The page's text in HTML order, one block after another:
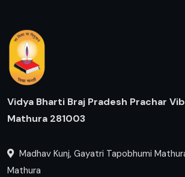
Vidya Bharti Braj Pradesh Prachar
Mathura 281003
Madhav Kunj, Gayatri Tapobhumi
Mathura